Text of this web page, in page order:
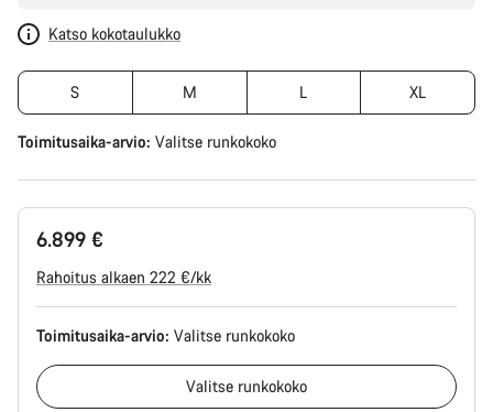
Katso kokotaulukko
S M L XL
Toimitusaika-arvio: Valitse runkokoko
6.899 €
Rahoitus alkaen 222 €/kk
Toimitusaika-arvio: Valitse runkokoko
Valitse runkokoko